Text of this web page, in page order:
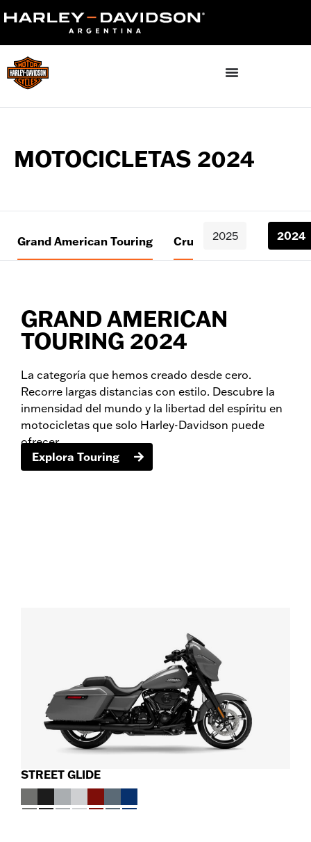
MOTOCICLETAS 2024
Grand American Touring Cruiser2025 2024
GRAND AMERICAN
TOURING 2024
La categoría que hemos creado desde cero.
Recorre largas distancias con estilo. Descubre la
inmensidad del mundo y la libertad del espíritu en
motocicletas que solo Harley-Davidson puede
ofrecer.
Explora Touring
STREET GLIDE